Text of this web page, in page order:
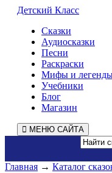
Детский Класс
Сказки
Аудиосказки
Песни
Раскраски
Мифы и
Учебники
Блог
Магазин
МЕНЮ САЙТА
Главная → Каталог